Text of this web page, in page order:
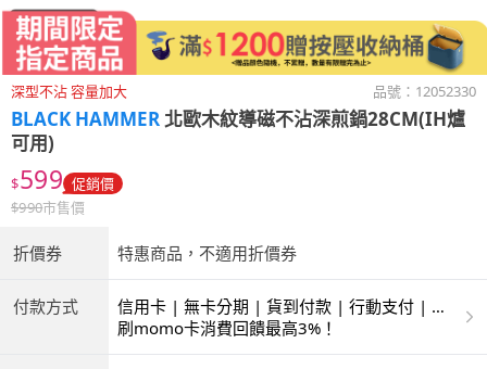
深型不沾 容量加大 品號： 12052330
BLACK HAMMER北歐木紋導磁不沾深煎鍋28CM(IH爐
可用)
$599 促銷價
$990市售價
折價券 特惠商品，不適用折價券
付款方式
信用卡 | 無卡分期 | 貨到付款 | 行動支付 | 超
商付款 | ATM | 銀聯卡
刷momo卡消費回饋最高3%！